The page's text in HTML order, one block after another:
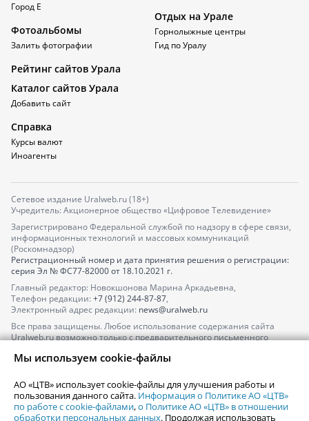
Город Е
Фотоальбомы
Залить фотографии
Отдых на Урале
Горнолыжные центры
Гид по Уралу
Рейтинг сайтов Урала
Каталог сайтов Урала
Добавить сайт
Справка
Курсы валют
Иноагенты
Сетевое издание Uralweb.ru (18+)
Учредитель: Акционерное общество «Цифровое Телевидение»
Зарегистрировано Федеральной службой по надзору в сфере связи,
информационных технологий и массовых коммуникаций
(Роскомнадзор)
Регистрационный номер и дата принятия решения о регистрации:
серия Эл № ФС77-82000от 18.10.2021 г.
Главный редактор: Новокшонова Марина Аркадьевна,
Телефон редакции: +7 (912) 244-87-87,
Электронный адрес редакции: news@uralweb.ru
Все права защищены. Любое использование содержания сайта
Uralweb.ru возможно только с предварительного письменного
По вопросам размещения рекламы обращайтесь по тел.
По вопросам размещения информации в разделе «Афиша»
afisha@uralweb.ru
Мы используем cookie-файлы
АО «ЦТВ» использует cookie-файлы для улучшения работы и
пользования данного сайта. Информация о Политике АО «ЦТВ»
по работе с cookie-файлами,о Политике АО «ЦТВ» в отношении
обработки персональных данных. Продолжая использовать